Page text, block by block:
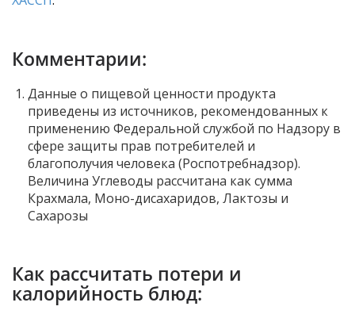
Комментарии:
Данные о пищевой ценности продукта
приведены из источников, рекомендованных к
применению Федеральной службой по Надзору в
сфере защиты прав потребителей и
благополучия человека (Роспотребнадзор).
Величина Углеводы рассчитана как сумма
Крахмала, Моно-дисахаридов, Лактозы и
Сахарозы
Как рассчитать потери и
калорийность блюд: